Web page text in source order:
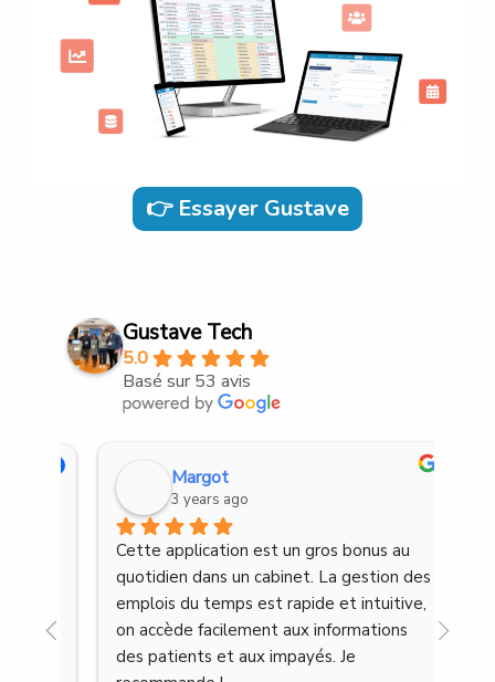
👉 Essayer Gustave
Gustave Tech
5.0
Basé sur 53 avis
Margot
3 years ago
Cette application est un gros bonus au
quotidien dans un cabinet. La gestion des
emplois du temps est rapide et intuitive,
on accède facilement aux informations
des patients et aux impayés. Je